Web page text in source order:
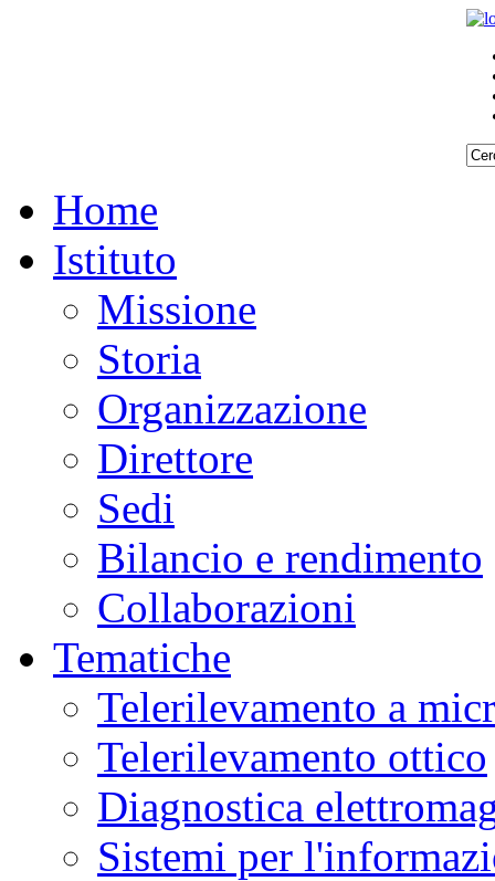
Home
Istituto
Missione
Storia
Organizzazione
Direttore
Sedi
Bilancio e rendimento
Collaborazioni
Tematiche
Telerilevamento a
Telerilevamento ottico
Diagnostica
Sistemi per